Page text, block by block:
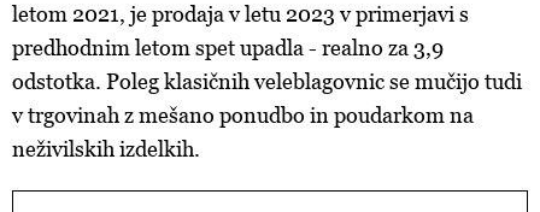
letom 2021, je prodaja v letu 2023 v primerjavi s
predhodnim letom spet upadla - realno za 3,9
odstotka. Poleg klasičnih veleblagovnic se mučijo tudi
v trgovinah z mešano ponudbo in poudarkom na
neživilskih izdelkih.